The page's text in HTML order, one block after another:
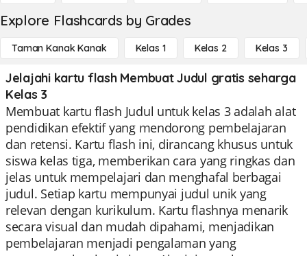
Explore Flashcards by Grades
Taman Kanak Kanak Kelas 1 Kelas 2 Kelas 3
Jelajahi kartu flash Membuat Judul gratis seharga
Kelas 3
Membuat kartu flash Judul untuk kelas 3 adalah alat
pendidikan efektif yang mendorong pembelajaran
dan retensi. Kartu flash ini, dirancang khusus untuk
siswa kelas tiga, memberikan cara yang ringkas dan
jelas untuk mempelajari dan menghafal berbagai
judul. Setiap kartu mempunyai judul unik yang
relevan dengan kurikulum. Kartu flashnya menarik
secara visual dan mudah dipahami, menjadikan
pembelajaran menjadi pengalaman yang